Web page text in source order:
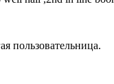
пользовательница.